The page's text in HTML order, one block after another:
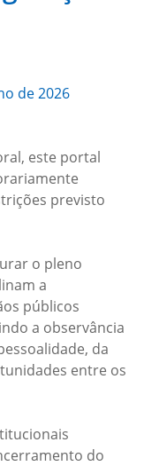
de 2026
este portal
previsto
o pleno
a
públicos
a observância
da
entre os
do